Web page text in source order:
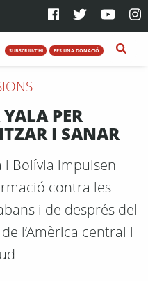
SUBSCRIU-T'HI FES UNA DONACIÓ
PER
I SANAR
i Bolívia impulsen
contra les
i de després del
l’Amèrica central i